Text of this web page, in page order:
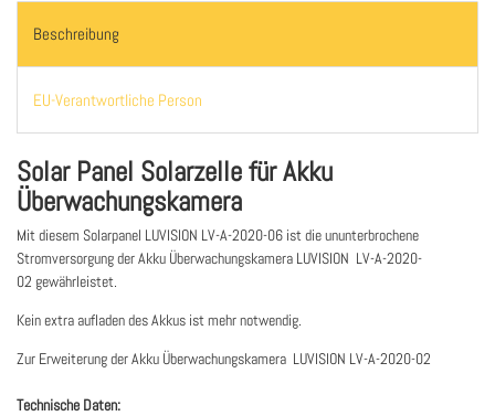
Beschreibung
EU-Verantwortliche Person
Solar Panel Solarzelle für Akku
Überwachungskamera
Mit diesem Solarpanel LUVISION LV-A-2020-06 ist die ununterbrochene
Stromversorgung der Akku Überwachungskamera LUVISION LV-A-2020-
02 gewährleistet.
Kein extra aufladen des Akkus ist mehr notwendig.
Zur Erweiterung der Akku Überwachungskamera LUVISION LV-A-2020-02
Technische Daten: